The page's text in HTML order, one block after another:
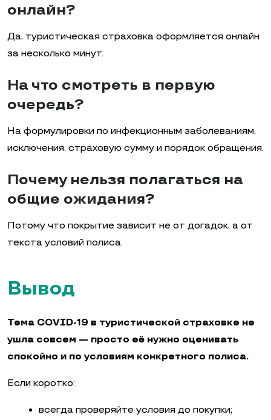
онлайн?
Да, туристическая страховка оформляется онлайн
за несколько минут.
На что смотреть в первую
очередь?
На формулировки по инфекционным заболеваниям,
исключения, страховую сумму и порядок обращения.
Почему нельзя полагаться на
общие ожидания?
Потому что покрытие зависит не от догадок, а от
текста условий полиса.
Вывод
Тема COVID-19 в туристической страховке не
ушла совсем — просто её нужно оценивать
спокойно и по условиям конкретного полиса.
Если коротко:
всегда проверяйте условия до покупки;